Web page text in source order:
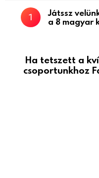
Játssz
a 8 magyar
Ha tetszett a
csoportunkhoz